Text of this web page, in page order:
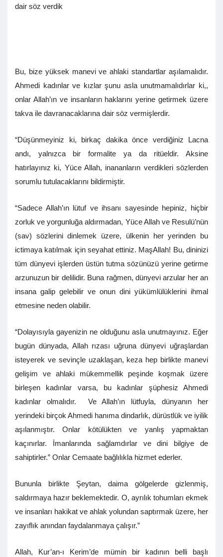
dair söz verdik
Bu, bize yüksek manevi ve ahlaki standartlar aşılamalıdır.
Ahmedi kadınlar ve kızlar şunu asla unutmamalıdırlar ki,,
onlar Allah’ın ve insanların haklarını yerine getirmek üzere
takva ile davranacaklarına dair söz vermişlerdir.
“Düşünmeyiniz ki, birkaç dakika önce verdiğiniz Lacna
andı, yalnızca bir formalite ya da ritüeldir. Aksine
hatırlayınız ki, Yüce Allah, inananların verdikleri sözlerden
sorumlu tutulacaklarını bildirmiştir.
“Sadece Allah’ın lütuf ve ihsanı sayesinde hepiniz, hiçbir
zorluk ve yorgunluğa aldırmadan, Yüce Allah ve Resulü’nün
(sav) sözlerini dinlemek üzere, ülkenin her yerinden bu
ictimaya katılmak için seyahat ettiniz. MaşAllah! Bu, dininizi
tüm dünyevi işlerden üstün tutma sözünüzü yerine getirme
arzunuzun bir delilidir. Buna rağmen, dünyevi arzular her an
insana galip gelebilir ve onun dini yükümlülüklerini ihmal
etmesine neden olabilir.
“Dolayısıyla gayenizin ne olduğunu asla unutmayınız. Eğer
bugün dünyada, Allah rızası uğruna dünyevi uğraşlardan
isteyerek ve sevinçle uzaklaşan, keza hep birlikte manevi
gelişim ve ahlaki mükemmellik peşinde koşmak üzere
birleşen kadınlar varsa, bu kadınlar şüphesiz Ahmedi
kadınlar olmalıdır. Ve Allah’ın lütfuyla, dünyanın her
yerindeki birçok Ahmedi hanıma dindarlık, dürüstlük ve iyilik
aşılanmıştır. Onlar kötülükten ve yanlış yapmaktan
kaçınırlar. İmanlarında sağlamdırlar ve dini bilgiye de
sahiptirler.” Onlar Cemaate bağlılıkla hizmet ederler.
Bununla birlikte Şeytan, daima gölgelerde gizlenmiş,
saldırmaya hazır beklemektedir. O, ayrılık tohumları ekmek
ve insanları hakikat ve ahlak yolundan saptırmak üzere, her
zayıflık anından faydalanmaya çalışır.”
Allah, Kur’an-ı Kerim’de mümin bir kadının belli başlı